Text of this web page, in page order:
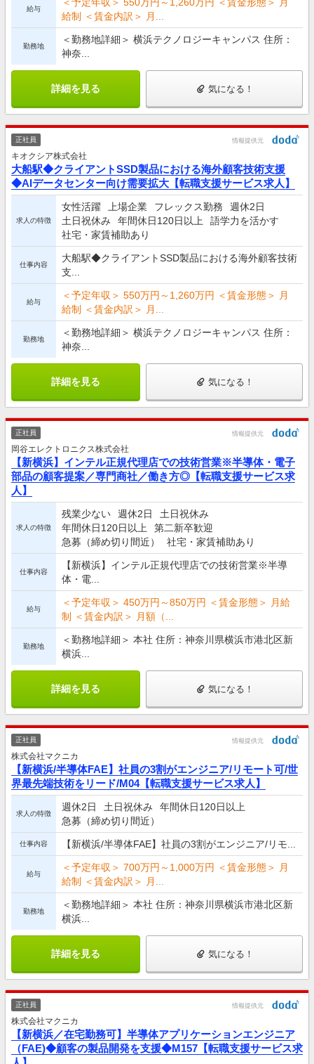
給与
給制 ＜賃金内訳＞ 月...
勤務地
＜勤務地詳細＞ 横浜テクノロジーキャンパス 住所：
神奈...
詳細を見る 気になる！
正社員 情報提供元
キオクシア株式会社
大船駅◆クライアントSSD製品における海外顧客技術支援
◆AIデータセンター向け需要拡大【転職支援サービス求人】
求人の特徴
女性活躍 上場企業 フレックス勤務
週休2日
土日祝休み
年間休日120日以上
語学力を活かす
社宅・家賃補助あり
仕事内容
大船駅◆クライアントSSD製品における海外顧客技術
支...
給与
＜予定年収＞ 550万円～1,260万円 ＜賃金形態＞ 月
給制 ＜賃金内訳＞ 月...
勤務地
＜勤務地詳細＞ 横浜テクノロジーキャンパス 住所：
神奈...
詳細を見る 気になる！
正社員 情報提供元
岡谷エレクトロニクス株式会社
【新横浜】インテル正規代理店での技術営業※半導体・電子
部品の顧客提案／専門商社／働き方◎【転職支援サービス求
人】
求人の特徴
残業少ない 週休2日
土日祝休み
年間休日120日以上
第二新卒歓迎
急募（締め切り間近）
社宅・家賃補助あり
仕事内容
【新横浜】インテル正規代理店での技術営業※半導
体・電...
給与
＜予定年収＞ 450万円～850万円 ＜賃金形態＞ 月給
制 ＜賃金内訳＞ 月額（...
勤務地
＜勤務地詳細＞ 本社 住所：神奈川県横浜市港北区新
横浜...
詳細を見る 気になる！
正社員 情報提供元
株式会社マクニカ
【新横浜/半導体FAE】社員の3割がエンジニア/リモート可/世
界最先端技術をリード/M04【転職支援サービス求人】
求人の特徴
週休2日 土日祝休み
年間休日120日以上
急募（締め切り間近）
仕事内容 【新横浜/半導体FAE】社員の3割がエンジニア/リモ...
給与
＜予定年収＞ 700万円～1,000万円 ＜賃金形態＞ 月
給制 ＜賃金内訳＞ 月...
勤務地
＜勤務地詳細＞ 本社 住所：神奈川県横浜市港北区新
横浜...
詳細を見る 気になる！
正社員 情報提供元
株式会社マクニカ
【新横浜／在宅勤務可】半導体アプリケーションエンジニア
（FAE)◆顧客の製品開発を支援◆M157【転職支援サービス求